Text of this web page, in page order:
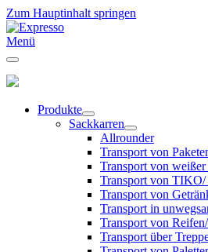
Zum Hauptinhalt springen
Menü
Produkte
Sackkarren
Allrounder
Transport von
Transport von weißer
Transport von TIKO/
Transport von
Transport in
Transport von
Transport über